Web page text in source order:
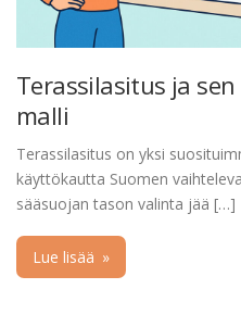
Terassilasitus ja
malli
Terassilasitus on yksi
käyttökautta Suomen
sääsuojan tason valinta jää […]
Lue lisää »